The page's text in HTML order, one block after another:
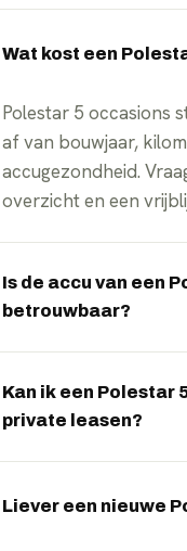
Wat kost een
Polestar 5 occasions
af van bouwjaar,
accugezondheid.
overzicht en een
Is de accu van een
betrouwbaar?
(State of Health) van
actieradius van dit
Kan ik een Polestar
private leasen?
via private lease
Liever een nieuwe